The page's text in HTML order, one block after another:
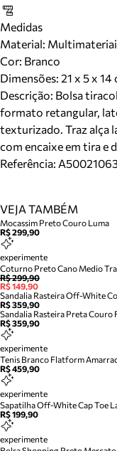
Medidas
Material:
Cor: Branco
Dimensões: 21 x 5 x
Descrição: Bolsa
formato retangular,
texturizado. Traz alça
com encaixe em tira e
Referência:
VEJA TAMBÉM
Mocassim Preto Couro Luma
R$ 299,90
experimente
Coturno Preto Cano Medio
R$ 299,90
R$ 149,90
Sandalia Rasteira Off-White
R$ 359,90
Sandalia Rasteira Preta Couro
R$ 359,90
experimente
Tenis Branco Flatform
R$ 459,90
experimente
Sapatilha Off-White Cap Toe
R$ 199,90
experimente